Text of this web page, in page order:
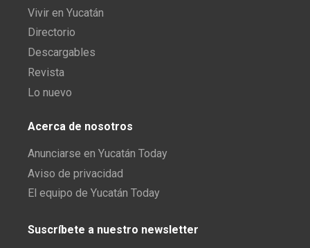
Vivir en Yucatán
Directorio
Descargables
Revista
Lo nuevo
Acerca de nosotros
Anunciarse en Yucatán Today
Aviso de privacidad
El equipo de Yucatán Today
Suscríbete a nuestro newsletter